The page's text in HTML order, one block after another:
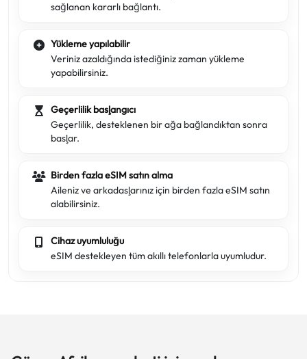
sağlanan kararlı bağlantı.
Yükleme yapılabilir
Veriniz azaldığında istediğiniz zaman yükleme
yapabilirsiniz.
Geçerlilik başlangıcı
Geçerlilik, desteklenen bir ağa bağlandıktan sonra
başlar.
Birden fazla eSIM satın alma
Aileniz ve arkadaşlarınız için birden fazla eSIM satın
alabilirsiniz.
Cihaz uyumluluğu
eSIM destekleyen tüm akıllı telefonlarla uyumludur.